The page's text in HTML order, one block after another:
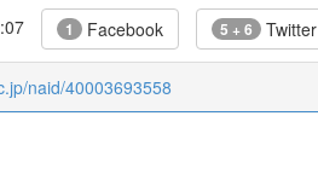
1 Facebook 5 + 6 Twitter
naid/40003693558